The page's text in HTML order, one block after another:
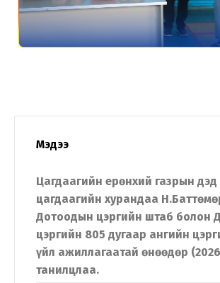
Мэдээ
Цагдаагийн ерөнхий газрын дэд
цагдаагийн хурандаа
Дотоодын цэргийн штаб болон
цэргийн 805 дугаар ангийн
үйл ажиллагаатай өнөөдөр
танилцлаа.